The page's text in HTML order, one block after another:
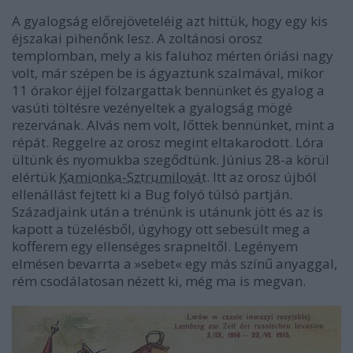
A gyalogság előrejöveteléig azt hittük, hogy egy kis
éjszakai pihenőnk lesz. A zoltánosi orosz
templomban, mely a kis faluhoz mérten óriási nagy
volt, már szépen be is ágyaztunk szalmával, mikor
11 órakor éjjel fölzargattak bennünket és gyalog a
vasúti töltésre vezényeltek a gyalogság mögé
rezervának. Alvás nem volt, lőttek bennünket, mint a
répát. Reggelre az orosz megint eltakarodott. Lóra
ültünk és nyomukba szegődtünk. Június 28-a körül
elértük Kamionka-Sztrumilovát. Itt az orosz újból
ellenállást fejtett ki a Bug folyó túlsó partján.
Századjaink után a trénünk is utánunk jött és az is
kapott a tüzelésből, úgyhogy ott sebesült meg a
kofferem egy ellenséges srapneltől. Legényem
elmésen bevarrta a »sebet« egy más színű anyaggal,
rém csodálatosan nézett ki, még ma is megvan.